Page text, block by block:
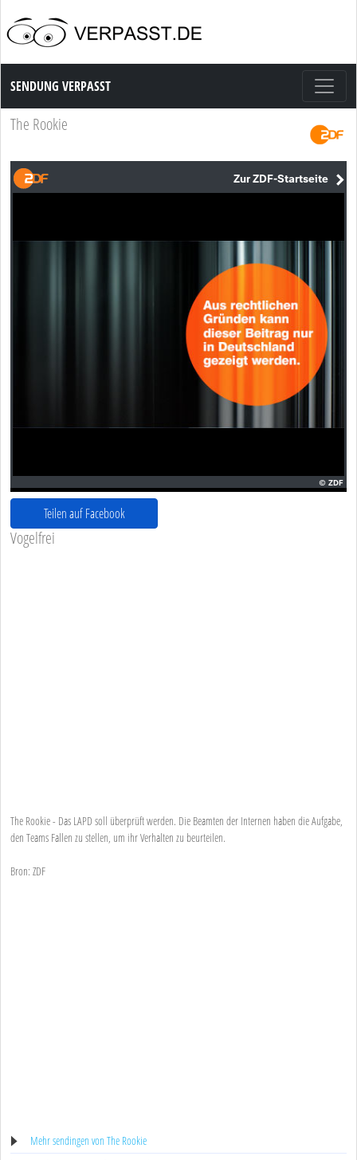
Sendung Verpasst
SENDUNG VERPASST
The Rookie
Teilen auf Facebook
Vogelfrei
The Rookie - Das LAPD soll überprüft werden. Die Beamten der Internen haben die Aufgabe,
den Teams Fallen zu stellen, um ihr Verhalten zu beurteilen.
Bron: ZDF
Mehr sendingen von The Rookie